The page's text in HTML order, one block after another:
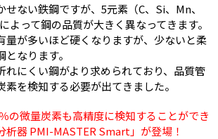
ない鉄鋼ですが、5元素（C、Si、Mn、
って鋼の品質が大きく異なってきます。
量が多いほど硬くなりますが、少ないと柔
なります。
れにくい鋼がより求められており、品質管
を検知する必要が出てきました。
の微量炭素も高精度に検知することができ
析器 PMI-MASTER Smart」が登場！